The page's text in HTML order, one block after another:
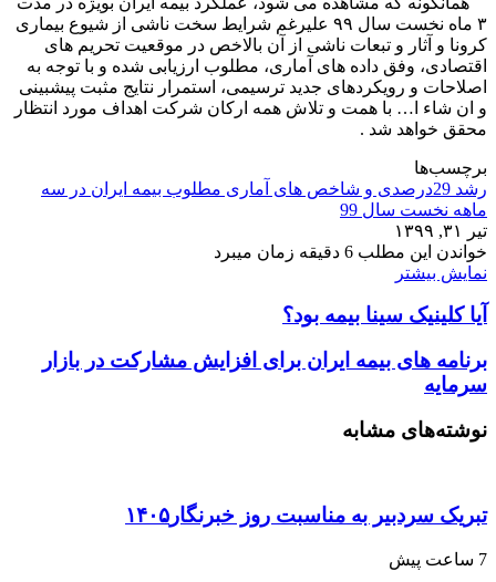
۳ ماه نخست سال ۹۹ علی­رغم شرایط سخت ناشی از شیوع بیماری
کرونا و آثار و تبعات ناشی از آن بالاخص در موقعیت تحریم های
اقتصادی، وفق داده­ های آماری، مطلوب ارزیابی شده و با توجه به
اصلاحات و رویکردهای جدید ترسیمی، استمرار نتایج مثبت پیش­بینی
و ان شاء ا… با همت و تلاش همه ارکان شرکت اهداف مورد انتظار
محقق خواهد شد .
برچسب‌ها
رشد 29درصدی و شاخص های آماری مطلوب بیمه ایران در سه
ماهه نخست سال 99
تیر ۳۱, ۱۳۹۹
خواندن این مطلب 6 دقیقه زمان میبرد
نمایش بیشتر
آیا کلینیک سینا بیمه بود؟
برنامه های بیمه ایران برای افزایش مشارکت در بازار
سرمایه
نوشته‌های مشابه
تبریک سردبیر به مناسبت روز خبرنگار۱۴۰۵
7 ساعت پیش